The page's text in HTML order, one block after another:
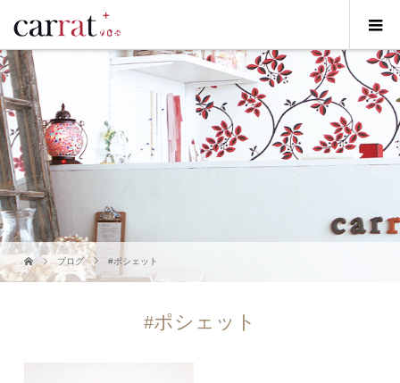
ブログ #ポシェット
#ポシェット